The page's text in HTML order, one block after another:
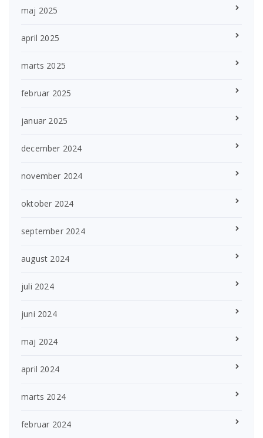
maj 2025
april 2025
marts 2025
februar 2025
januar 2025
december 2024
november 2024
oktober 2024
september 2024
august 2024
juli 2024
juni 2024
maj 2024
april 2024
marts 2024
februar 2024